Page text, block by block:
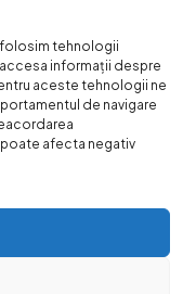
folosim tehnologii
informații despre
aceste tehnologii ne
de navigare
afecta negativ
94,3
95,1
88,2